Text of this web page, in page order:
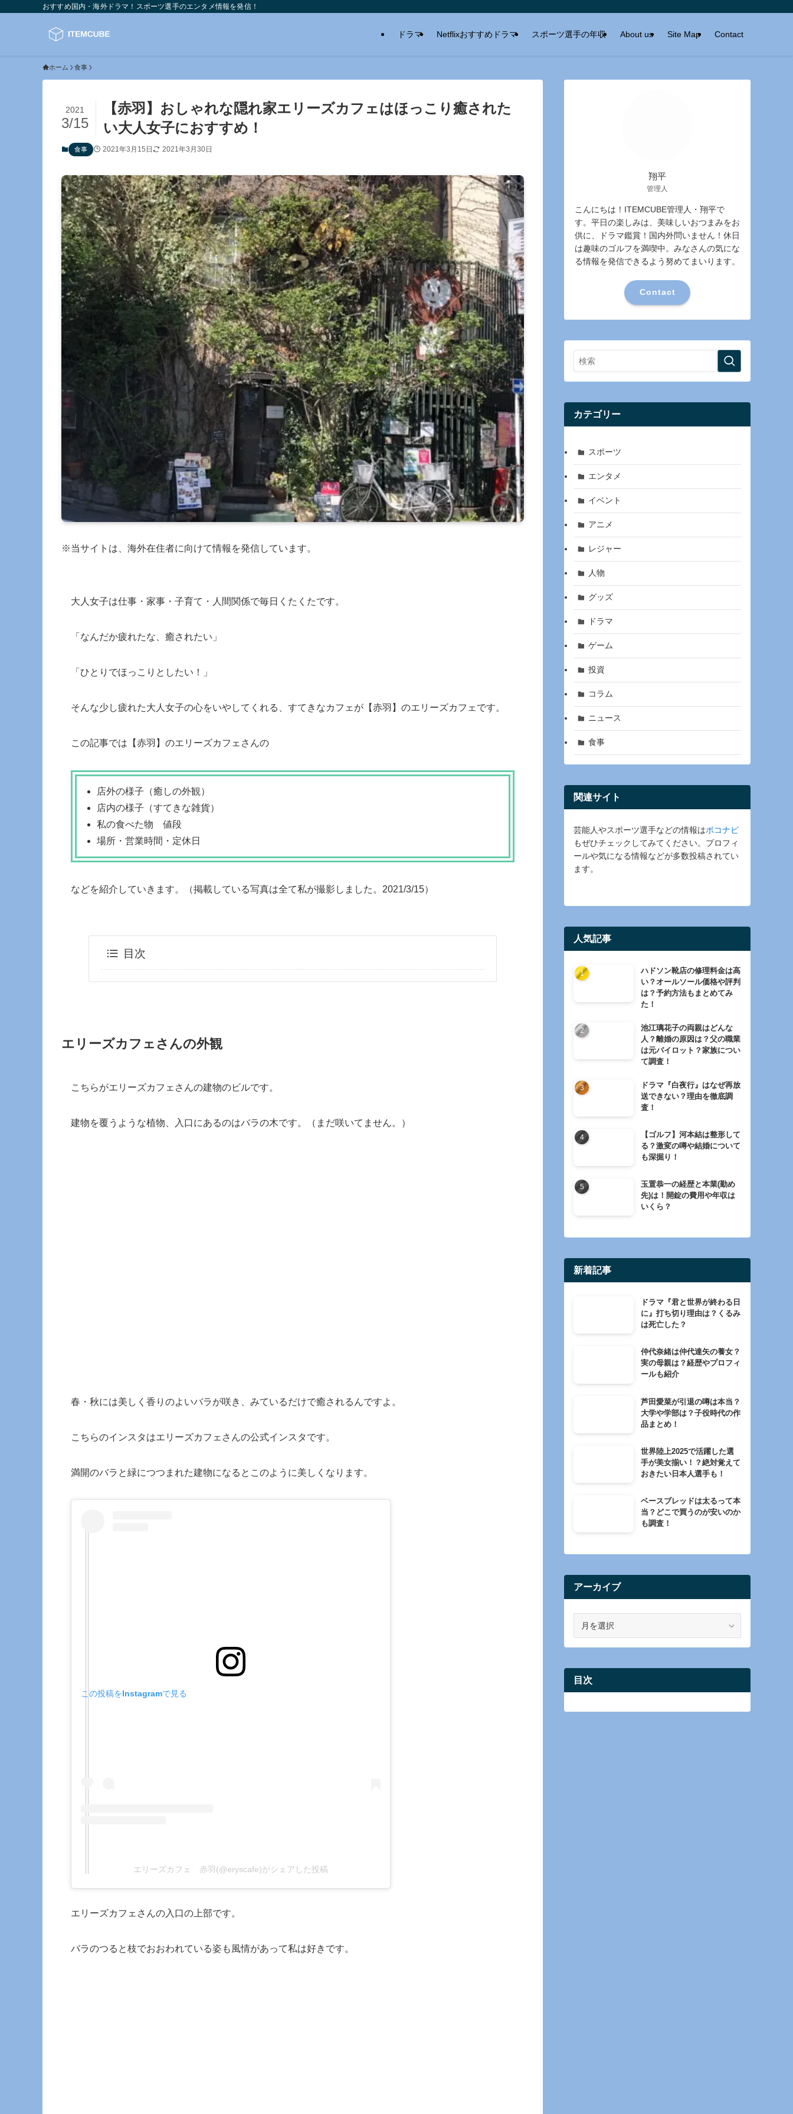
おすすめ国内・海外ドラマ！スポーツ選手のエンタメ情報を発信！
ドラマ Netflixおすすめドラマ スポーツ選手の年収 About us Site Map Contact
ホーム 食事
【赤羽】おしゃれな隠れ家エリーズカフェはほっこり癒された
い大人女子におすすめ！
2021
3/15
食事 2021年3月15日 2021年3月30日
※当サイトは、海外在住者に向けて情報を発信しています。
大人女子は仕事・家事・子育て・人間関係で毎日くたくたです。
「なんだか疲れたな、癒されたい」
「ひとりでほっこりとしたい！」
そんな少し疲れた大人女子の心をいやしてくれる、すてきなカフェが【赤羽】のエリーズカフェです。
この記事では【赤羽】のエリーズカフェさんの
店外の様子（癒しの外観）
店内の様子（すてきな雑貨）
私の食べた物 値段
場所・営業時間・定休日
などを紹介していきます。（掲載している写真は全て私が撮影しました。2021/3/15）
目次
エリーズカフェさんの外観
こちらがエリーズカフェさんの建物のビルです。
建物を覆うような植物、入口にあるのはバラの木です。（まだ咲いてません。）
春・秋には美しく香りのよいバラが咲き、みているだけで癒されるんですよ。
こちらのインスタはエリーズカフェさんの公式インスタです。
満開のバラと緑につつまれた建物になるとこのように美しくなります。
この投稿をInstagramで見る
エリーズカフェ 赤羽(@eryscafe)がシェアした投稿
エリーズカフェさんの入口の上部です。
バラのつると枝でおおわれている姿も風情があって私は好きです。
翔平
管理人
こんにちは！ITEMCUBE管理人・翔平で
す。平日の楽しみは、美味しいおつまみをお
供に、ドラマ鑑賞！国内外問いません！休日
は趣味のゴルフを満喫中。みなさんの気にな
る情報を発信できるよう努めてまいります。
Contact
カテゴリー
スポーツ
エンタメ
イベント
アニメ
レジャー
人物
グッズ
ドラマ
ゲーム
投資
コラム
ニュース
食事
関連サイト
芸能人やスポーツ選手などの情報はポコナビ
もぜひチェックしてみてください。プロフィ
ールや気になる情報などが多数投稿されてい
ます。
人気記事
ハドソン靴店の修理料金は高
い？オールソール価格や評判
は？予約方法もまとめてみ
た！
池江璃花子の両親はどんな
人？離婚の原因は？父の職業
は元パイロット？家族につい
て調査！
ドラマ『白夜行』はなぜ再放
送できない？理由を徹底調
査！
【ゴルフ】河本結は整形して
る？激変の噂や結婚について
も深掘り！
玉置恭一の経歴と本業(勤め
先)は！開錠の費用や年収は
いくら？
新着記事
ドラマ『君と世界が終わる日
に』打ち切り理由は？くるみ
は死亡した？
仲代奈緒は仲代達矢の養女？
実の母親は？経歴やプロフィ
ールも紹介
芦田愛菜が引退の噂は本当？
大学や学部は？子役時代の作
品まとめ！
世界陸上2025で活躍した選
手が美女揃い！？絶対覚えて
おきたい日本人選手も！
ベースブレッドは太るって本
当？どこで買うのが安いのか
も調査！
アーカイブ
ブ
目次